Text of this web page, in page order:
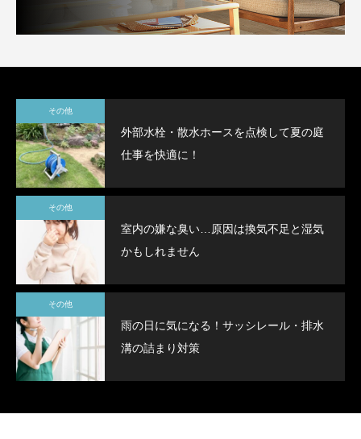
その他
外部水栓・散水ホースを点検して夏の庭
仕事を快適に！
その他
室内の嫌な臭い…原因は換気不足と湿気
かもしれません
その他
雨の日に気になる！サッシレール・排水
溝の詰まり対策